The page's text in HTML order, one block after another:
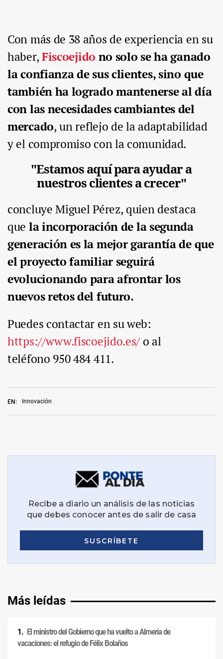
EN: Innovación
Con más de 38 años de experiencia en su
haber,Fiscoejido no solo se ha ganado
la confianza de sus clientes, sino que
también ha logrado mantenerse al día
con las necesidades cambiantes del
mercado, un reflejo de la adaptabilidad
y el compromiso con la comunidad.
"Estamos aquí para ayudar a
nuestros clientes a crecer"
concluye Miguel Pérez, quien destaca
que la incorporación de la segunda
generación es la mejor garantía de que
el proyecto familiarseguirá
evolucionando para afrontar los
nuevos retos del futuro.
Puedes contactar en su web:
https://www.fiscoejido.es/o al
teléfono 950 484 411.
Más leídas
El ministro del Gobierno que ha vuelto a Almería de
vacaciones: el refugio de Félix Bolaños